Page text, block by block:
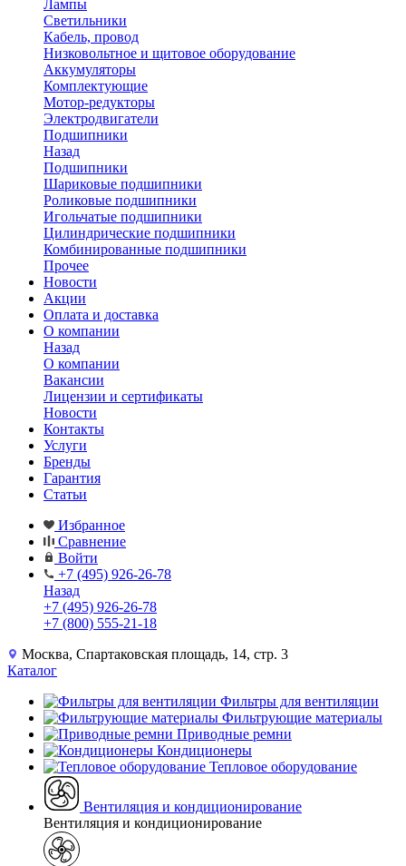
Лампы
Светильники
Кабель, провод
Низковольтное и щитовое оборудование
Аккумуляторы
Комплектующие
Мотор-редукторы
Электродвигатели
Подшипники
Назад
Подшипники
Шариковые подшипники
Роликовые подшипники
Игольчатые подшипники
Цилиндрические подшипники
Комбинированные подшипники
Прочее
Новости
Акции
Оплата и доставка
О компании
Назад
О компании
Вакансии
Лицензии и сертификаты
Новости
Контакты
Услуги
Бренды
Гарантия
Статьи
Избранное
Сравнение
Войти
+7 (495) 926-26-78
Назад
+7 (495) 926-26-78
+7 (800) 555-21-18
Москва, Спартаковская площадь, 14, стр. 3
Каталог
Фильтры для вентиляции
Фильтрующие материалы
Приводные ремни
Кондиционеры
Тепловое оборудование
Вентиляция и кондиционирование
Вентиляция и кондиционирование